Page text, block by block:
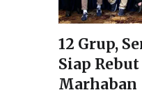
12 Grup,
Siap
Marhaban